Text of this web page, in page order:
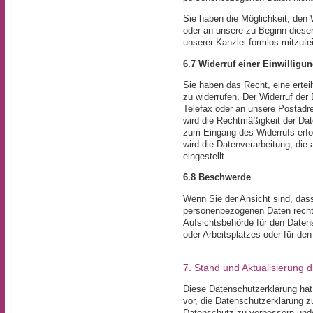
Sie haben die Möglichkeit, den
oder an unsere zu Beginn
unserer Kanzlei formlos
6.7 Widerruf einer
Sie haben das Recht, eine
zu widerrufen. Der Widerruf
Telefax oder an unsere
wird die Rechtmäßigkeit der
zum Eingang des Widerrufs
wird die Datenverarbeitung,
eingestellt.
6.8 Beschwerde
Wenn Sie der Ansicht sind,
personenbezogenen Daten
Aufsichtsbehörde für den
oder Arbeitsplatzes oder für
7. Stand und Aktualisierung
Diese Datenschutzerklärung
vor, die Datenschutzerklärung